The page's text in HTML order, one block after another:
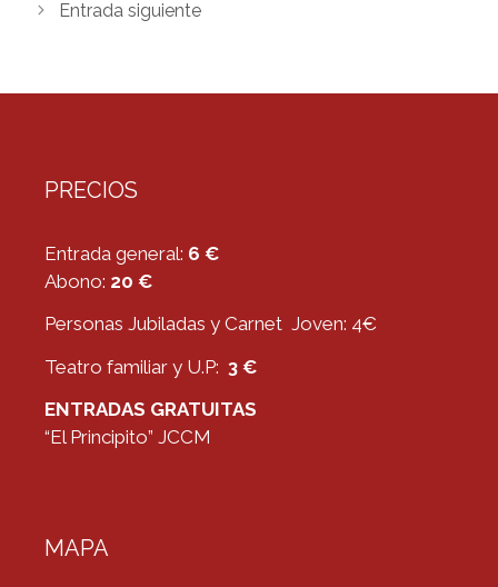
Entrada siguiente
PRECIOS
Entrada general: 6 €
Abono: 20 €
Personas Jubiladas y Carnet Joven: 4€
Teatro familiar y U.P: 3 €
ENTRADAS GRATUITAS
“El Principito” JCCM
MAPA